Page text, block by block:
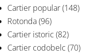
Cartier popular(148)
Rotonda(96)
Cartier istoric (82)
Cartier codobelc (70)